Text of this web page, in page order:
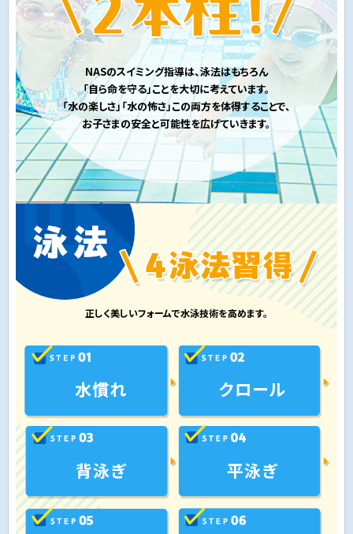
NASのスイミング指導は、泳法はもちろん
「自ら命を守る」ことを大切に考えています。
「水の楽しさ」「水の怖さ」この両方を体得することで、
お子さまの安全と可能性を広げていきます。
正しく美しいフォームで水泳技術を高めます。
水慣れ クロール
背泳ぎ 平泳ぎ